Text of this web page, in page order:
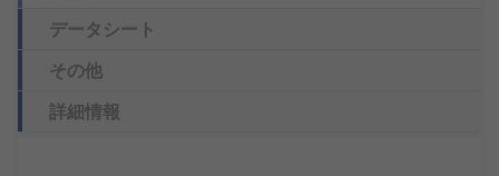
データシート
その他
詳細情報